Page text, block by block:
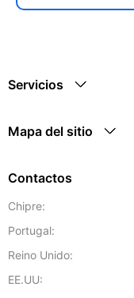
Servicios
Mapa del sitio
Contactos
Chipre:
Portugal:
Reino Unido:
EE.UU: